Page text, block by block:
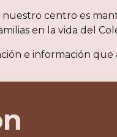
centro es
en la vida del
e información